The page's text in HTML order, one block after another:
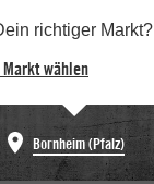
richtiger Markt?
Markt wählen
Bornheim (Pfalz)